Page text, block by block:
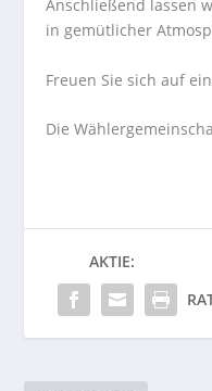
Anschließend lassen
in gemütlicher
Freuen Sie sich auf
Die
AKTIE: